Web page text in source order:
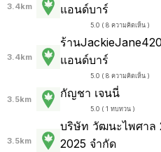
3.4km
แอนด์บาร์
5.0 ( 8 ความคิดเห็น )
3.4km
ร้าน
แอนด์บาร์
5.0 ( 8 ความคิดเห็น )
3.5km กัญชา เจนนี่
5.0 ( 1 ทบทวน )
3.5km
บริษัท วัฒนะไพศาล
2025 จำกัด